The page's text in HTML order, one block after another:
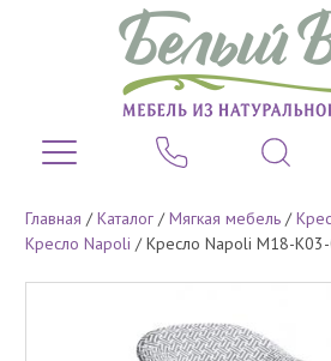
Главная /Каталог /Мягкая мебель /
Кресло Napoli /Кресло Napoli M18-